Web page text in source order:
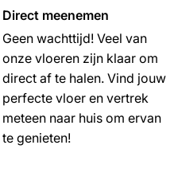
Direct meenemen
Geen wachttijd! Veel van
onze vloeren zijn klaar om
direct af te halen. Vind jouw
perfecte vloer en vertrek
meteen naar huis om ervan
te genieten!